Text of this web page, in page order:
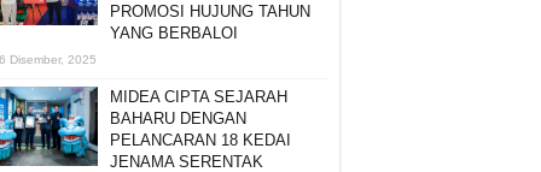
PROMOSI HUJUNG TAHUN
YANG BERBALOI
Disember, 2025
MIDEA CIPTA SEJARAH
BAHARU DENGAN
PELANCARAN 18 KEDAI
JENAMA SERENTAK